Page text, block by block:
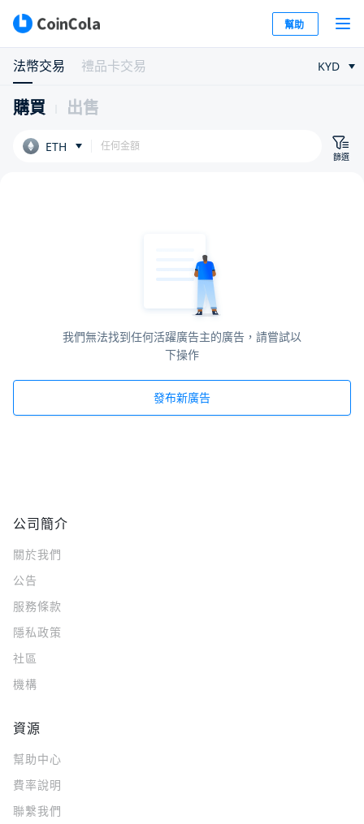
幫助
法幣交易 禮品卡交易 KYD
購買 出售
ETH
篩選
我們無法找到任何活躍廣告主的廣告，請嘗試以
下操作
發布新廣告
公司簡介
關於我們
公告
服務條款
隱私政策
社區
機構
資源
幫助中心
費率說明
聯繫我們